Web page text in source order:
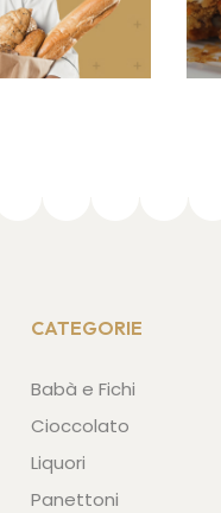
CATEGORIE
Babà e Fichi
Cioccolato
Liquori
Panettoni